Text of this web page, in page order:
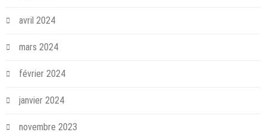
avril 2024
mars 2024
février 2024
janvier 2024
novembre 2023